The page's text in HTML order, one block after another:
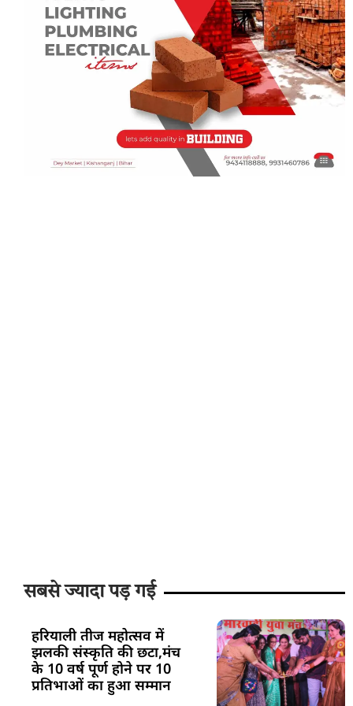
सबसे ज्यादा पड़ गई
हरियाली तीज महोत्सव में
झलकी संस्कृति की छटा,मंच
के 10 वर्ष पूर्ण होने पर 10
प्रतिभाओं का हुआ सम्मान